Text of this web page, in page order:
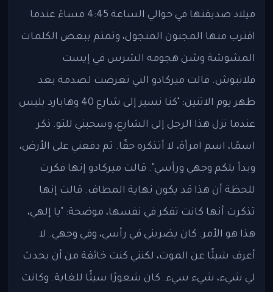
ميلاد صديقتها في حوالي الساعة 4:45 مساءً عندما
اقترب منها المجنون المتجول، وتمتم ببعض الكلمات
المشوشة وشن هجومه الشرس في إيست
فلاتبوش. قالت ميركادو التي تعرضت لصدمة بعد
ظهر يوم الاثنين: "كنا نسير إلى شارع 40 وهابارد بليس
عندما نزل هذا الرجل إلى الشارع، وسحبني للتو. ذكر
اسمًا، اسم امرأة، لا أتذكره حقًا. ثم دفعني على الأرض،
وبدأ يلكم وجهي ورأسي". قالت ميركادو إنها فكرت
للحظة أن هذا قد يكون نهاية المطاف. قالت إنها
تذكرت أنها كانت تفكر في نفسها، موضحة: "يا إلهي،
هذا هو الأمر. كان يضربني في رأسي، وفي وجهي. لا
أعرف شيئًا عن الموت، لكنني كنت خائفة من أن يحدث
لي شيء، شيء سيء. كان شعورًا سيئًا للغاية. وكانت